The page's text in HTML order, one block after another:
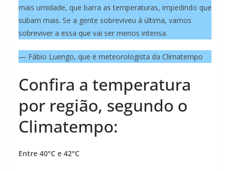
mais umidade, que barra as temperaturas, impedindo que
subam mais. Se a gente sobreviveu à última, vamos
sobreviver a essa que vai ser menos intensa.
— Fábio Luengo, que é meteorologista da Climatempo
Confira a temperatura
por região, segundo o
Climatempo:
Entre 40°C e 42°C